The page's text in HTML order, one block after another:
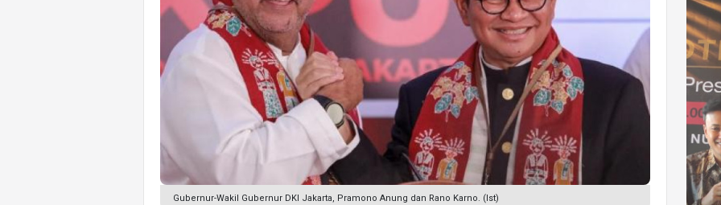
Gubernur-Wakil Gubernur DKI Jakarta, Pramono Anung dan Rano Karno. (Ist)